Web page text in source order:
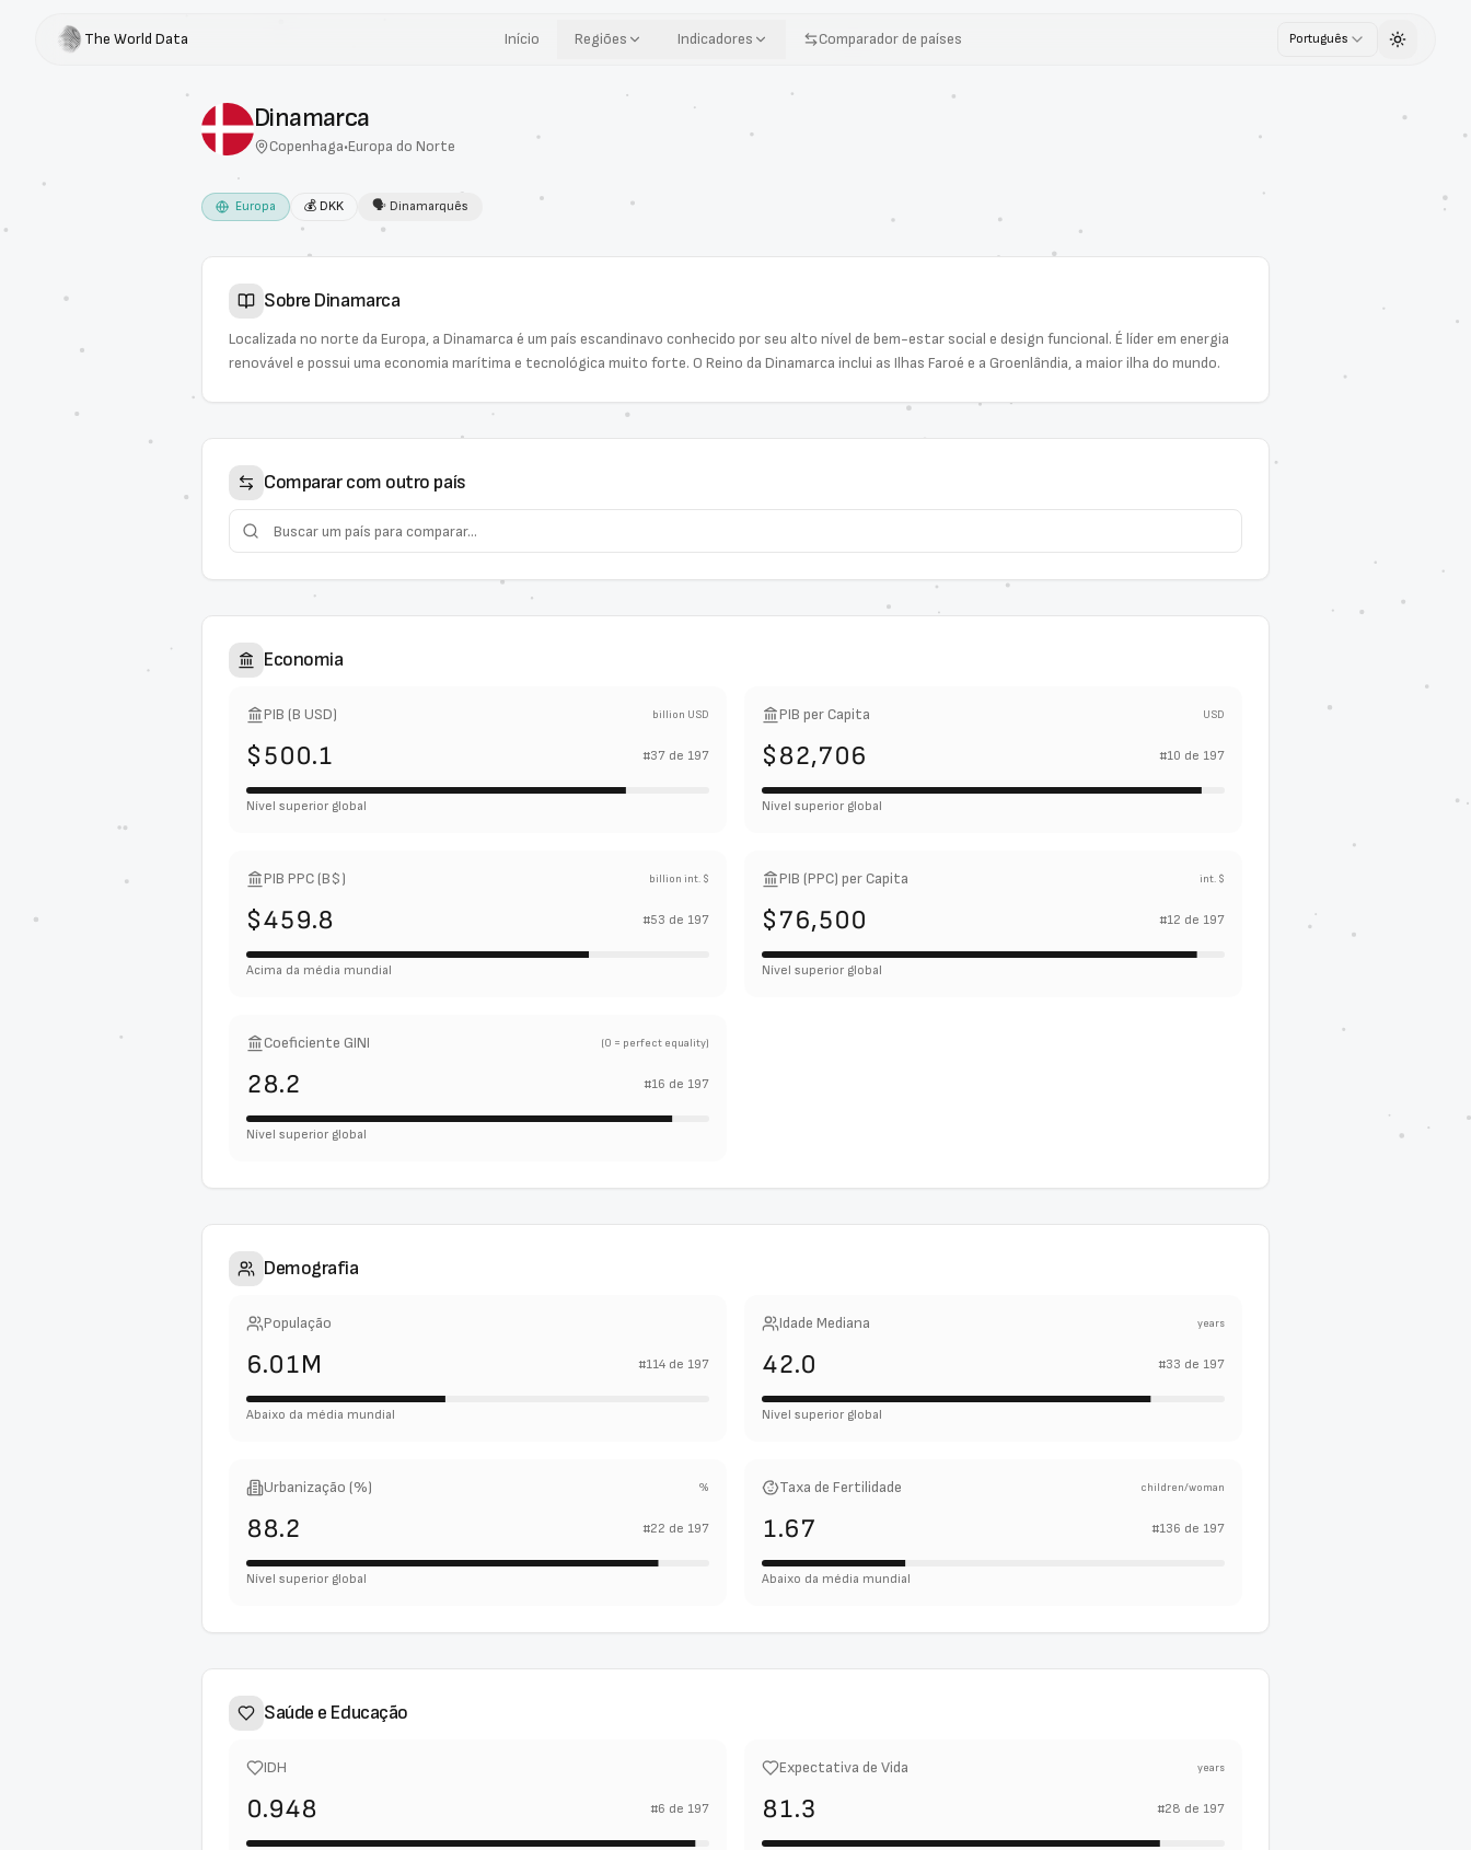
The World Data Início Regiões Indicadores Comparador de países Português Toggle
Dinamarca
Copenhaga•Europa do Norte
Europa 💰 DKK 🗣 Dinamarquês
Sobre Dinamarca
Localizada no norte da Europa, a Dinamarca é um país escandinavo conhecido por seu alto nível de bem-estar social e design funcional. É líder em energia
renovável e possui uma economia marítima e tecnológica muito forte. O Reino da Dinamarca inclui as Ilhas Faroé e a Groenlândia, a maior ilha do mundo.
Comparar com outro país
Economia
PIB (B USD) billion USD
$500.1 #37 de 197
Nível superior global
PIB per Capita USD
$82,706 #10 de 197
Nível superior global
PIB PPC (B$) billion int. $
$459.8 #53 de 197
Acima da média mundial
PIB (PPC) per Capita int. $
$76,500 #12 de 197
Nível superior global
Coeficiente GINI (0 = perfect equality)
28.2 #16 de 197
Nível superior global
Demografia
População
6.01M #114 de 197
Abaixo da média mundial
Idade Mediana years
42.0 #33 de 197
Nível superior global
Urbanização (%) %
88.2 #22 de 197
Nível superior global
Taxa de Fertilidade children/woman
1.67 #136 de 197
Abaixo da média mundial
Saúde e Educação
IDH
0.948 #6 de 197
Expectativa de Vida years
81.3 #28 de 197